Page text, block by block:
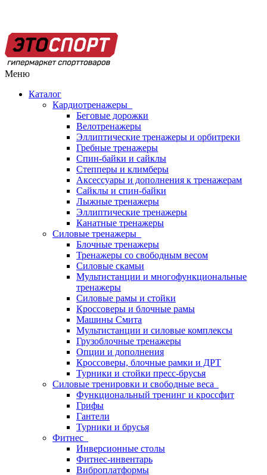
Меню
Каталог
Кардиотренажеры
Беговые дорожки
Велотренажеры
Эллиптические тренажеры и орбитреки
Гребные тренажеры
Спин-байки и сайклы
Степперы и климберы
Аксессуары и дополнения к тренажерам
Сайклы и спин-байки
Лыжные тренажеры
Эллиптические тренажеры
Канатные тренажеры
Силовые тренажеры
Блочные тренажеры
Тренажеры со свободным весом
Силовые скамьи
Мультистанции и многофункциональные
тренажеры
Силовые рамы и стойки
Кроссоверы и блочные рамы
Машины Смита
Мультистанции и силовые комплексы
Грузоблочные тренажеры
Опции и дополнения
Кроссоверы, блочные рамки и ДРТ
Турники и стойки пресс-брусья
Силовые тренировки и свободные веса
Функциональный тренинг и кроссфит
Грифы
Гантели
Турники и брусья
Фитнес
Инверсионные столы
Фитнес-инвентарь
Виброплатформы